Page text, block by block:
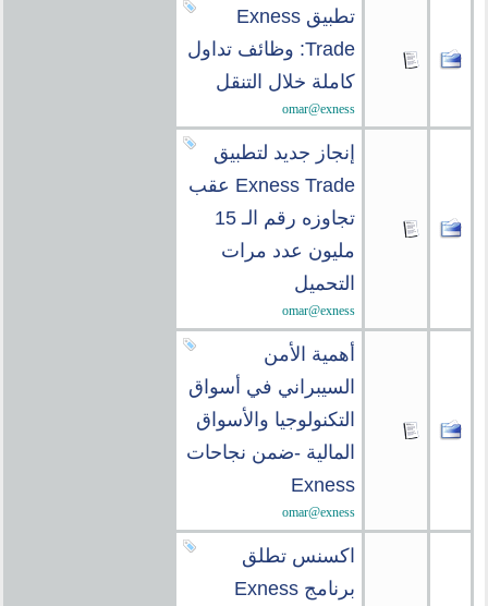
تطبيق Exness
Trade: وظائف تداول
كاملة خلال التنقل
omar@exness
إنجاز جديد لتطبيق
Exness Trade عقب
تجاوزه رقم الـ 15
مليون عدد مرات
التحميل
omar@exness
أهمية الأمن
السيبراني في أسواق
التكنولوجيا والأسواق
المالية -ضمن نجاحات
Exness
omar@exness
اكسنس تطلق
برنامج Exness